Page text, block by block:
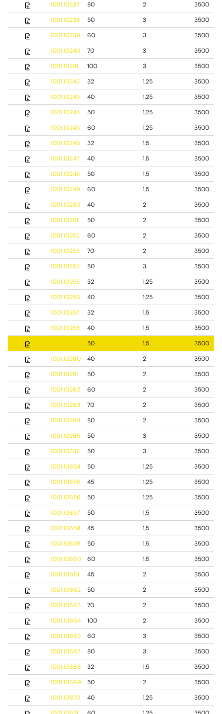
1001.10237
80 2
3500
1001.10238
50 3
3500
1001.10239
60 3
3500
1001.10240
70 3
3500
1001.10241
100 3
3500
1001.10242
32 1,25
3500
1001.10243
40 1,25
3500
1001.10244
50 1,25
3500
1001.10245
60 1,25
3500
1001.10246
32 1,5
3500
1001.10247
40 1,5
3500
1001.10248
50 1,5
3500
1001.10249
60 1,5
3500
1001.10250
40 2
3500
1001.10251
50 2
3500
1001.10252
60 2
3500
1001.10253
70 2
3500
1001.10254
80 3
3500
1001.10255
32 1,25
3500
1001.10256
40 1,25
3500
1001.10257
32 1,5
3500
1001.10258
40 1,5
3500
50 1,5
3500
1001.10260
40 2
3500
1001.10261
50 2
3500
1001.10262
60 2
3500
1001.10263
70 2
3500
1001.10264
80 2
3500
1001.10265
50 3
3500
1001.10338
50 3
3500
1001.10654
50 1,25
3500
1001.10655
45 1,25
3500
1001.10656
50 1,25
3500
1001.10657
50 1,5
3500
1001.10658
45 1,5
3500
1001.10659
50 1,5
3500
1001.10660
60 1,5
3500
1001.10661
45 2
3500
1001.10662
50 2
3500
1001.10663
70 2
3500
1001.10664
100 2
3500
1001.10665
60 3
3500
1001.10667
80 3
3500
1001.10668
32 1,5
3500
1001.10669
50 2
3500
1001.10670
40 1,25
3500